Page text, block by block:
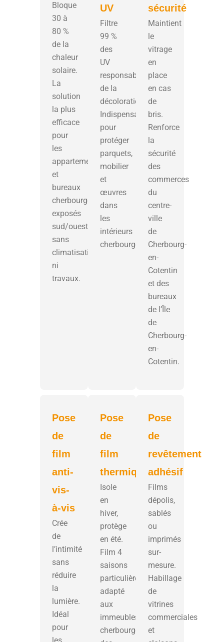
Bloque
30 à
80 %
de la
chaleur
solaire.
La
solution
la plus
efficace
pour
les
appartements
et
bureaux
cherbourgeois
exposés
sud/ouest,
sans
climatisation
ni
travaux.
UV
Filtre
99 %
des
UV
responsables
de la
décoloration.
Indispensable
pour
protéger
parquets,
mobilier
et
œuvres
dans
les
intérieurs
cherbourgeois.
sécurité
Maintient
le
vitrage
en
place
en cas
de
bris.
Renforce
la
sécurité
des
commerces
du
centre-
ville
de
Cherbourg-
en-
Cotentin
et des
bureaux
de l’Île
de
Cherbourg-
en-
Cotentin.
Pose
de
film
anti-
vis-
à-vis
Crée
de
l’intimité
sans
réduire
la
lumière.
Idéal
pour
les
Pose
de
film
thermique
Isole
en
hiver,
protège
en été.
Film 4
saisons
particulièrement
adapté
aux
immeubles
cherbourgeois
Pose
de
revêtement
adhésif
Films
dépolis,
sablés
ou
imprimés
sur-
mesure.
Habillage
de
vitrines
commerciales
et